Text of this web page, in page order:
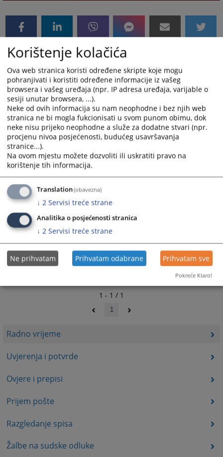
Radno vrijeme
Uvjerenja i potvrde
Ovjere i prepisi
Prijem pošte
Razgledanje spisa
Žalbe na sudske odluke
1 - 1 / 1
1
Korištenje kolačića
Ova web stranica koristi određene skripte koje mogu
pohranjivati i koristiti određene informacije iz vašeg
browsera i vašeg uređaja (npr. IP adresa uređaja, varijable o
sesiji unutar browsera, ...).
Neke od ovih informacija su nam neophodne i bez njih web
stranica ne bi mogla fukcionisati u svom punom obimu, dok
neke nisu prijeko neophodne a služe za dodatne stvari (npr.
procjenu nivoa posjećenosti, budućeg usavršavanja
stranice...).
Na ovom mjestu možete dozvoliti ili uskratiti pravo na
korištenje tih informacija.
Translation(obavezna)
↓ 2 Servisi treće strane
Analitika o posjećenosti stranica
↓ 2 Servisi treće strane
Ne prihvatam Prihvatam odabrane Prihvatam sve
Pokreće Klaro!